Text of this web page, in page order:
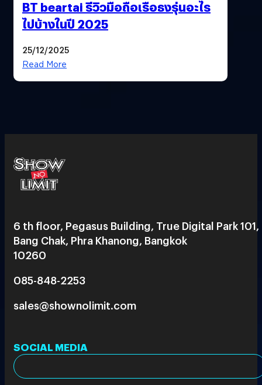
BT beartai รีวิวมือถือเรือธงรุ่นอะไร
ไปบ้างในปี 2025
25/12/2025
Read More
6 th floor, Pegasus Building, True Digital Park 101,
Bang Chak, Phra Khanong, Bangkok
10260
085-848-2253
sales@shownolimit.com
SOCIAL MEDIA